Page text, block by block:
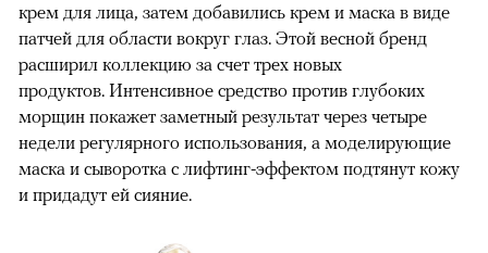
крем для лица, затем добавились крем и маска в виде
патчей для области вокруг глаз. Этой весной бренд
расширил коллекцию за счет трех новых
продуктов. Интенсивное средство против глубоких
морщин покажет заметный результат через четыре
недели регулярного использования, а моделирующие
маска и сыворотка с лифтинг-эффектом подтянут кожу
и придадут ей сияние.